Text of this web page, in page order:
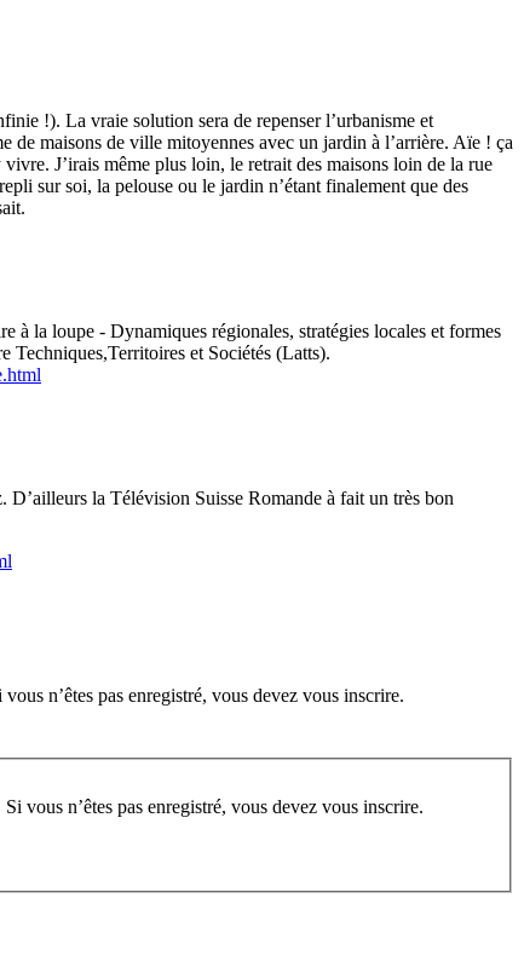
!). La vraie solution sera de repenser l’urbanisme et
de maisons de ville mitoyennes avec un jardin à l’arrière. Aïe ! ça
J’irais même plus loin, le retrait des maisons loin de la rue
sur soi, la pelouse ou le jardin n’étant finalement que des
à la loupe - Dynamiques régionales, stratégies locales et formes
Techniques,Territoires et Sociétés (Latts).
D’ailleurs la Télévision Suisse Romande à fait un très bon
n’êtes pas enregistré, vous devez vous inscrire.
devez vous enregistrer au préalable. Merci d’indiquer ci-dessous l’identifiant personnel qui vous a été fourni. Si vous n’êtes pas enregistré, vous devez vous inscrire.